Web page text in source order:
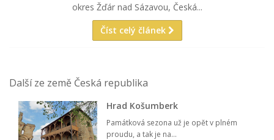
okres Žďár nad Sázavou, Česká...
Číst celý článek
Další ze země Česká republika
Hrad Košumberk
Památková sezona už je opět v plném
proudu, a tak je na...